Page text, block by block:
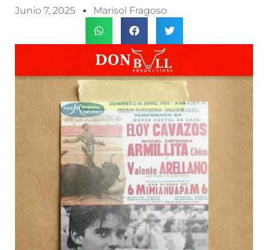
Junio 7, 2025 Marisol Fragoso